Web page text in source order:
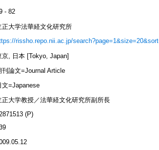
- 82
正大学法華経文化研究所
rissho.repo.nii.ac.jp/
京, 日本 [Tokyo, Japan]
刊論文=Journal Article
文=Japanese
正大学教授／法華経文化研究所副所長
(P)